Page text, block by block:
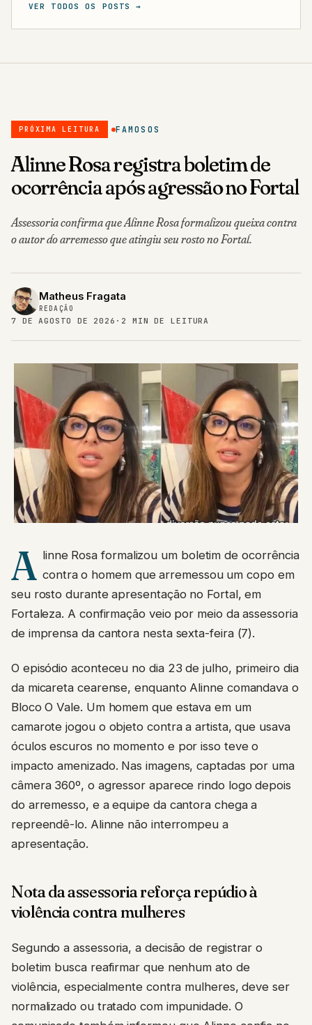
VER TODOS OS POSTS →
PRÓXIMA LEITURA FAMOSOS
Alinne Rosa registra boletim de
ocorrência após agressão no Fortal
Assessoria confirma que Alinne Rosa formalizou queixa contra
o autor do arremesso que atingiu seu rosto no Fortal.
Matheus Fragata
REDAÇÃO
7 DE AGOSTO DE 2026 · 2 MIN DE LEITURA
A linne Rosa formalizou um boletim de ocorrência
contra o homem que arremessou um copo em
seu rosto durante apresentação no Fortal, em
Fortaleza. A confirmação veio por meio da assessoria
de imprensa da cantora nesta sexta-feira (7).
O episódio aconteceu no dia 23 de julho, primeiro dia
da micareta cearense, enquanto Alinne comandava o
Bloco O Vale. Um homem que estava em um
camarote jogou o objeto contra a artista, que usava
óculos escuros no momento e por isso teve o
impacto amenizado. Nas imagens, captadas por uma
câmera 360º, o agressor aparece rindo logo depois
do arremesso, e a equipe da cantora chega a
repreendê-lo. Alinne não interrompeu a
apresentação.
Nota da assessoria reforça repúdio à
violência contra mulheres
Segundo a assessoria, a decisão de registrar o
boletim busca reafirmar que nenhum ato de
violência, especialmente contra mulheres, deve ser
normalizado ou tratado com impunidade. O